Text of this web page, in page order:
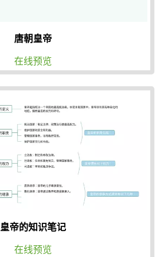
唐朝皇帝
在线预览
皇帝的知识笔记
在线预览